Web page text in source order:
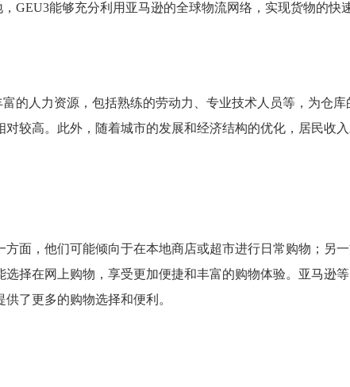
GEU3能够充分利用亚马逊的全球物流网络，实现货物的快
的人力资源，包括熟练的劳动力、专业技术人员等，为仓库
较高。此外，随着城市的发展和经济结构的优化，居民收
面，他们可能倾向于在本地商店或超市进行日常购物；另
择在网上购物，享受更加便捷和丰富的购物体验。亚马逊
了更多的购物选择和便利。